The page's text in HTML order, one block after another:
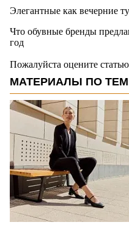
Элегантные как вечерние
Что обувные бренды
год
Пожалуйста оцените статью
МАТЕРИАЛЫ ПО